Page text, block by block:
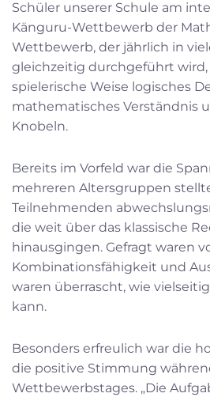
Schüler unserer Schule am
Känguru-Wettbewerb der
Wettbewerb, der jährlich in
gleichzeitig durchgeführt
spielerische Weise logisches
mathematisches Verständnis
Knobeln.
Bereits im Vorfeld war die
mehreren Altersgruppen
Teilnehmenden
die weit über das klassische
hinausgingen. Gefragt waren
Kombinationsfähigkeit und
waren überrascht, wie
kann.
Besonders erfreulich war die
die positive Stimmung
Wettbewerbstages. „Die